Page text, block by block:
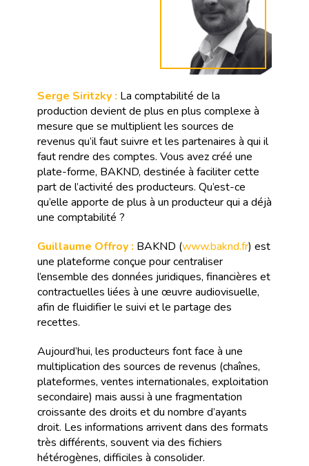
Serge Siritzky : La comptabilité de la
production devient de plus en plus complexe à
mesure que se multiplient les sources de
revenus qu’il faut suivre et les partenaires à qui il
faut rendre des comptes. Vous avez créé une
plate-forme, BAKND, destinée à faciliter cette
part de l’activité des producteurs. Qu’est-ce
qu’elle apporte de plus à un producteur qui a déjà
une comptabilité ?
Guillaume Offroy : BAKND (www.baknd.fr) est
une plateforme conçue pour centraliser
l’ensemble des données juridiques, financières et
contractuelles liées à une œuvre audiovisuelle,
afin de fluidifier le suivi et le partage des
recettes.
Aujourd’hui, les producteurs font face à une
multiplication des sources de revenus (chaînes,
plateformes, ventes internationales, exploitation
secondaire) mais aussi à une fragmentation
croissante des droits et du nombre d’ayants
droit. Les informations arrivent dans des formats
très différents, souvent via des fichiers
hétérogènes, difficiles à consolider.